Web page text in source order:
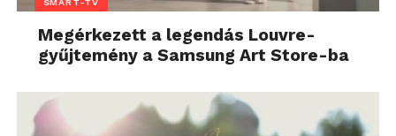
Megérkezett a legendás Louvre-
gyűjtemény a Samsung Art Store-ba